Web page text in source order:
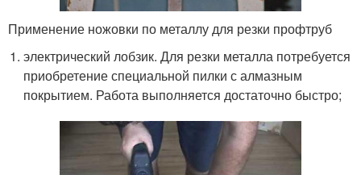
Применение ножовки по металлу для резки профтруб
электрический лобзик. Для резки металла потребуется
приобретение специальной пилки с алмазным
покрытием. Работа выполняется достаточно быстро;